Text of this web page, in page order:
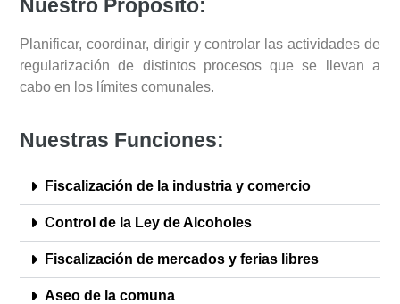
Nuestro Propósito:
Planificar, coordinar, dirigir y controlar las actividades de
regularización de distintos procesos que se llevan a
cabo en los límites comunales.
Nuestras Funciones:
Fiscalización de la industria y comercio
Control de la Ley de Alcoholes
Fiscalización de mercados y ferias libres
Aseo de la comuna